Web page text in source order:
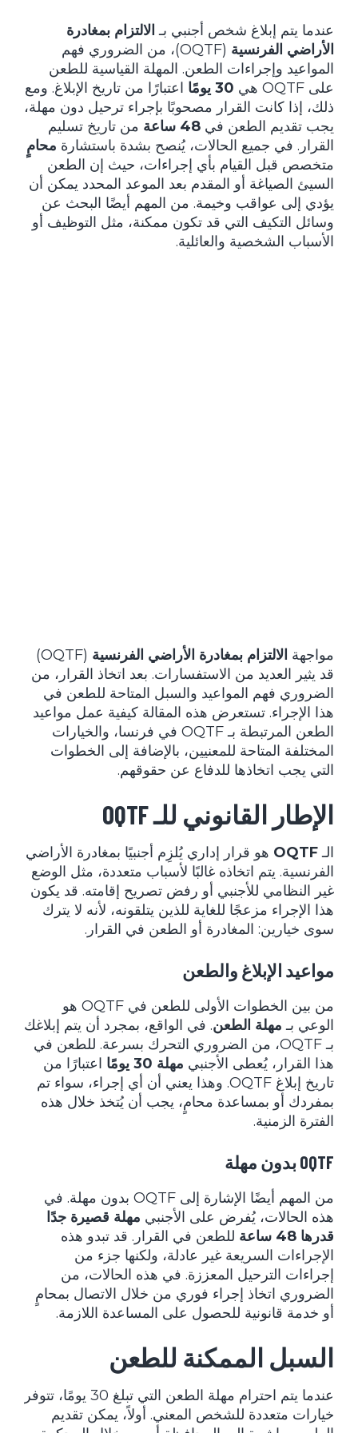
عندما يتم إبلاغ شخص أجنبي بـ الالتزام بمغادرة
الأراضي الفرنسية
(OQTF)، من الضروري فهم
المواعيد وإجراءات الطعن. المهلة القياسية للطعن
على OQTF هي
30 يومًا
اعتبارًا من تاريخ الإبلاغ. ومع
ذلك، إذا كانت القرار مصحوبًا بإجراء ترحيل دون مهلة،
يجب تقديم الطعن في 48 ساعة
من تاريخ تسليم
القرار. في جميع الحالات، يُنصح بشدة باستشارة محامٍ
متخصص قبل القيام بأي إجراءات، حيث إن الطعن
السيئ الصياغة أو المقدم بعد الموعد المحدد يمكن أن
يؤدي إلى عواقب وخيمة. من المهم أيضًا البحث عن
وسائل التكيف التي قد تكون ممكنة، مثل التوظيف أو
الأسباب الشخصية والعائلية.
مواجهة الالتزام بمغادرة الأراضي الفرنسية
(OQTF)
قد يثير العديد من الاستفسارات. بعد اتخاذ القرار، من
الضروري فهم المواعيد والسبل المتاحة للطعن في
هذا الإجراء. تستعرض هذه المقالة كيفية عمل مواعيد
الطعن المرتبطة بـ OQTF في فرنسا، والخيارات
المختلفة المتاحة للمعنيين، بالإضافة إلى الخطوات
التي يجب اتخاذها للدفاع عن حقوقهم.
الإطار القانوني للـ OQTF
الـOQTF هو قرار إداري يُلزِم أجنبيًا بمغادرة الأراضي
الفرنسية. يتم اتخاذه غالبًا لأسباب متعددة، مثل الوضع
غير النظامي للأجنبي أو رفض تصريح إقامته. قد يكون
هذا الإجراء مزعجًا للغاية للذين يتلقونه، لأنه لا يترك
سوى خيارين: المغادرة أو الطعن في القرار.
مواعيد الإبلاغ والطعن
من بين الخطوات الأولى للطعن في OQTF هو
الوعي بـ مهلة الطعن. في الواقع، بمجرد أن يتم إبلاغك
بـ OQTF، من الضروري التحرك بسرعة. للطعن في
هذا القرار، يُعطى الأجنبي مهلة 30 يومًا
اعتبارًا من
تاريخ إبلاغ OQTF. وهذا يعني أن أي إجراء، سواء تم
بمفردك أو بمساعدة محامٍ، يجب أن يُتخذ خلال هذه
الفترة الزمنية.
OQTF بدون مهلة
من المهم أيضًا الإشارة إلى OQTF بدون مهلة. في
هذه الحالات، يُفرض على الأجنبي مهلة قصيرة جدًا
قدرها 48 ساعة
للطعن في القرار. قد تبدو هذه
الإجراءات السريعة غير عادلة، ولكنها جزء من
إجراءات الترحيل المعززة. في هذه الحالات، من
الضروري اتخاذ إجراء فوري من خلال الاتصال بمحامٍ
أو خدمة قانونية للحصول على المساعدة اللازمة.
السبل الممكنة للطعن
عندما يتم احترام مهلة الطعن التي تبلغ 30 يومًا، تتوفر
خيارات متعددة للشخص المعني. أولاً، يمكن تقديم